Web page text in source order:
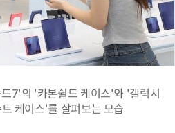
7'의 '카본쉴드 케이스'와 '갤럭시
케이스'를 살펴보는 모습